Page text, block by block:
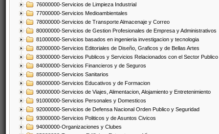
76000000-Servicios de Limpieza Industrial
77000000-Servicios Medioambientales
78000000-Servicios de Transporte Almacenaje y Correo
80000000-Servicios de Gestion Profesionales de Empresa y Administrativos
81000000-Servicios basados en ingenieria investigacion y tecnologia
82000000-Servicios Editoriales de Diseño, Graficos y de Bellas Artes
83000000-Servicios Publicos y Servicios Relacionados con el Sector Publico
84000000-Servicios Financieros y de Seguros
85000000-Servicios Sanitarios
86000000-Servicios Educativos y de Formacion
90000000-Servicios de Viajes, Alimentacion, Alojamiento y Entretenimiento
91000000-Servicios Personales y Domesticos
92000000-Servicios de Defensa Nacional Orden Publico y Seguridad
93000000-Servicios Politicos y de Asuntos Civicos
94000000-Organizaciones y Clubes